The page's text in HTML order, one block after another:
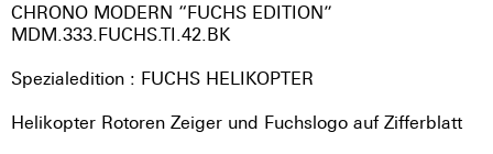
CHRONO MODERN “FUCHS EDITION”
MDM.333.FUCHS.TI.42.BK
Spezialedition : FUCHS HELIKOPTER
Helikopter Rotoren Zeiger und Fuchslogo auf Zifferblatt